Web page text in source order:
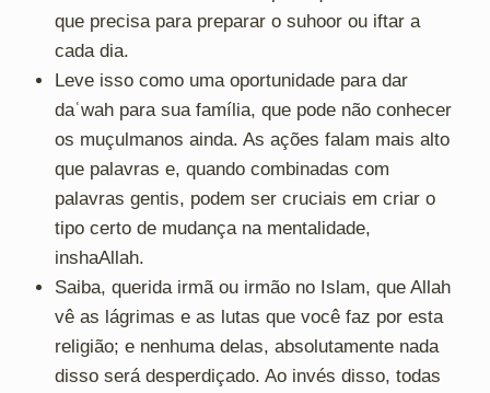
que precisa para preparar o suhoor ou iftar a
cada dia.
Leve isso como uma oportunidade para dar
daʿwah para sua família, que pode não conhecer
os muçulmanos ainda. As ações falam mais alto
que palavras e, quando combinadas com
palavras gentis, podem ser cruciais em criar o
tipo certo de mudança na mentalidade,
inshaAllah.
Saiba, querida irmã ou irmão no Islam, que Allah
vê as lágrimas e as lutas que você faz por esta
religião; e nenhuma delas, absolutamente nada
disso será desperdiçado. Ao invés disso, todas